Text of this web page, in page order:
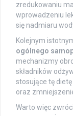
zredukowaniu
wprowadzeniu
się nadmiaru
Kolejnym
ogólnego
mechanizmy
składników
stosujące tę
oraz
Warto więc